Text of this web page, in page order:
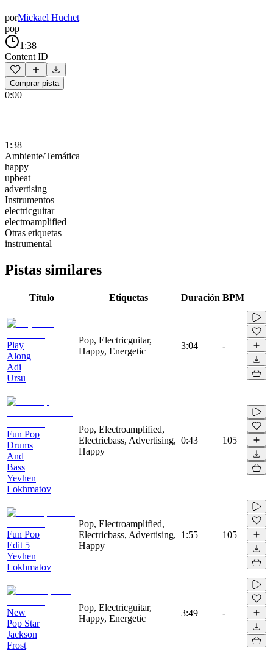
porMickael Huchet
pop
1:38
Content ID
Comprar pista
0:00
1:38
Ambiente/Temática
happy
upbeat
advertising
Instrumentos
electricguitar
electroamplified
Otras etiquetas
instrumental
Pistas similares
Título Etiquetas Duración BPM
Play
Along
Adi
Ursu
Pop, Electricguitar,
Happy, Energetic
3:04 -
Fun Pop
Drums
And
Bass
Yevhen
Lokhmatov
Pop, Electroamplified,
Electricbass, Advertising,
Happy
0:43 105
Fun Pop
Edit 5
Yevhen
Lokhmatov
Pop, Electroamplified,
Electricbass, Advertising,
Happy
1:55 105
New
Pop Star
Jackson
Frost
Pop, Electricguitar,
Happy, Energetic
3:49 -